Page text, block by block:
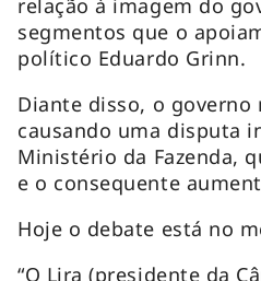
segmentos que o
político Eduardo Grinn.
Diante disso, o governo
causando uma disputa
Ministério da Fazenda,
e o consequente
Hoje o debate está no
“O Lira (presidente da